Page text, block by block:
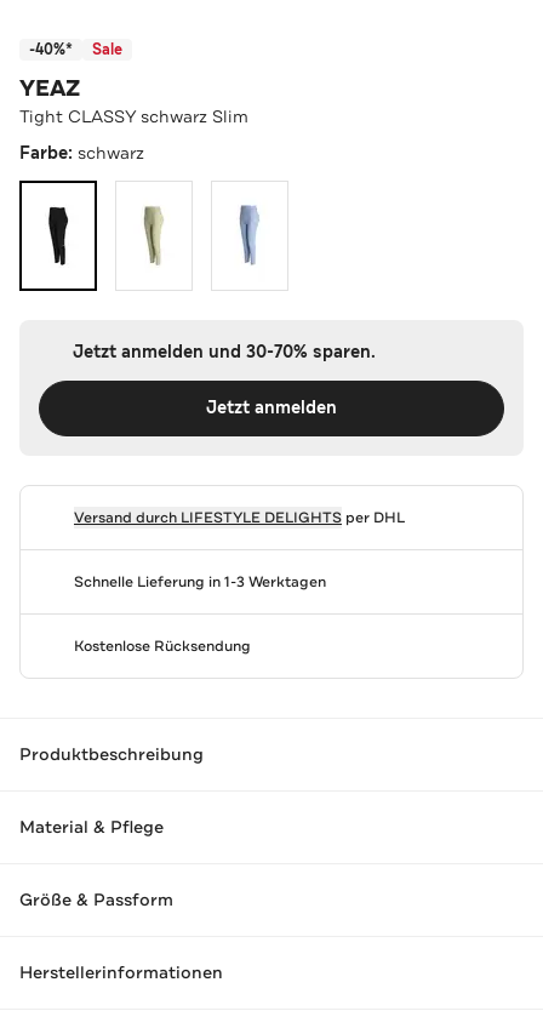
-40%* Sale
YEAZ
Tight CLASSY schwarz Slim
Farbe: schwarz
Jetzt anmelden und 30-70% sparen.
Jetzt anmelden
Versand durch LIFESTYLE DELIGHTSper DHL
Schnelle Lieferung in 1-3 Werktagen
Kostenlose Rücksendung
Produktbeschreibung
Material & Pflege
Größe & Passform
Herstellerinformationen